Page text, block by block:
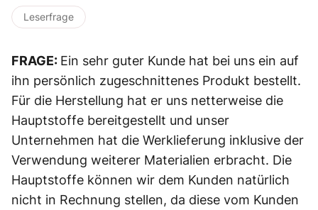
Leserfrage
FRAGE: Ein sehr guter Kunde hat bei uns ein auf
ihn persönlich zugeschnittenes Produkt bestellt.
Für die Herstellung hat er uns netterweise die
Hauptstoffe bereitgestellt und unser
Unternehmen hat die Werklieferung inklusive der
Verwendung weiterer Materialien erbracht. Die
Hauptstoffe können wir dem Kunden natürlich
nicht in Rechnung stellen, da diese vom Kunden